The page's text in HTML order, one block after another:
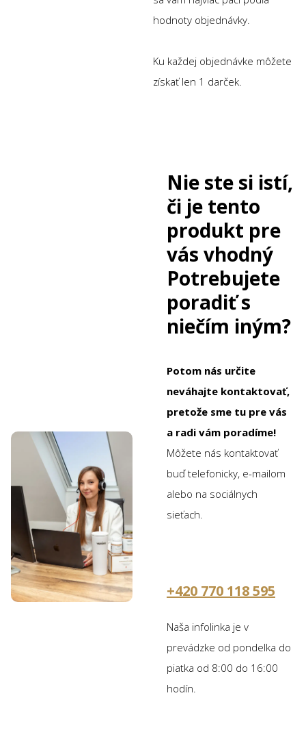
hodnoty objednávky.
Ku každej objednávke môžete
získať len 1 darček.
Nie ste si istí,
či je tento
produkt pre
vás vhodný
Potrebujete
poradiť s
niečím iným?
Potom nás určite
neváhajte kontaktovať,
pretože sme tu pre vás
a radi vám poradíme!
Môžete nás kontaktovať
buď telefonicky, e-mailom
alebo na sociálnych
sieťach.
+420 770 118 595
Naša infolinka je v
prevádzke od pondelka do
piatka od 8:00 do 16:00
hodín.